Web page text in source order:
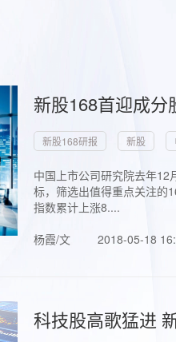
新股168首迎成
新股168研报 新股
中国上市公司研究院去年
标，筛选出值得重点关注的
指数累计上涨8....
杨霞/文
2018-05-18
科技股高歌猛进